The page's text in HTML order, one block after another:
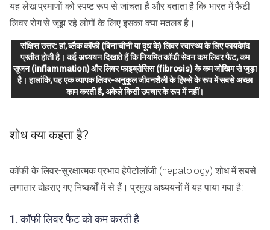
यह लेख प्रमाणों को स्पष्ट रूप से जांचता है और बताता है कि भारत में फैटी
लिवर रोग से जूझ रहे लोगों के लिए इसका क्या मतलब है।
संक्षिप्त उत्तर: हां, ब्लैक कॉफी (बिना चीनी या दूध के) लिवर स्वास्थ्य के लिए फायदेमंद
प्रतीत होती है। कई अध्ययन दिखाते हैं कि नियमित कॉफी सेवन कम लिवर फैट, कम
सूजन (inflammation) और लिवर फाइब्रोसिस (fibrosis) के कम जोखिम से जुड़ा
है। हालांकि, यह एक व्यापक लिवर-अनुकूल जीवनशैली के हिस्से के रूप में सबसे अच्छा
काम करती है, अकेले किसी उपचार के रूप में नहीं।
शोध क्या कहता है?
कॉफी के लिवर-सुरक्षात्मक प्रभाव हेपेटोलॉजी (hepatology) शोध में सबसे
लगातार दोहराए गए निष्कर्षों में से हैं। प्रमुख अध्ययनों में यह पाया गया है:
1. कॉफी लिवर फैट को कम करती है